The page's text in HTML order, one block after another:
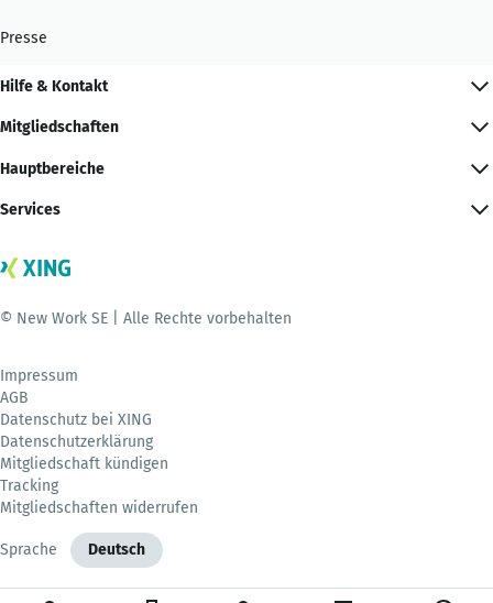
Presse
Hilfe & Kontakt
Mitgliedschaften
Hauptbereiche
Services
© New Work SE | Alle Rechte vorbehalten
Impressum
AGB
Datenschutz bei XING
Datenschutzerklärung
Mitgliedschaft kündigen
Tracking
Mitgliedschaften widerrufen
Sprache Deutsch